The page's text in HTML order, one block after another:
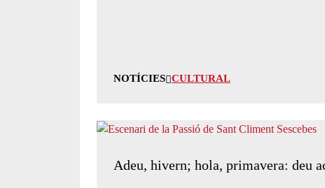
NOTÍCIES CULTURAL
Adeu, hivern; hola, primavera: deu